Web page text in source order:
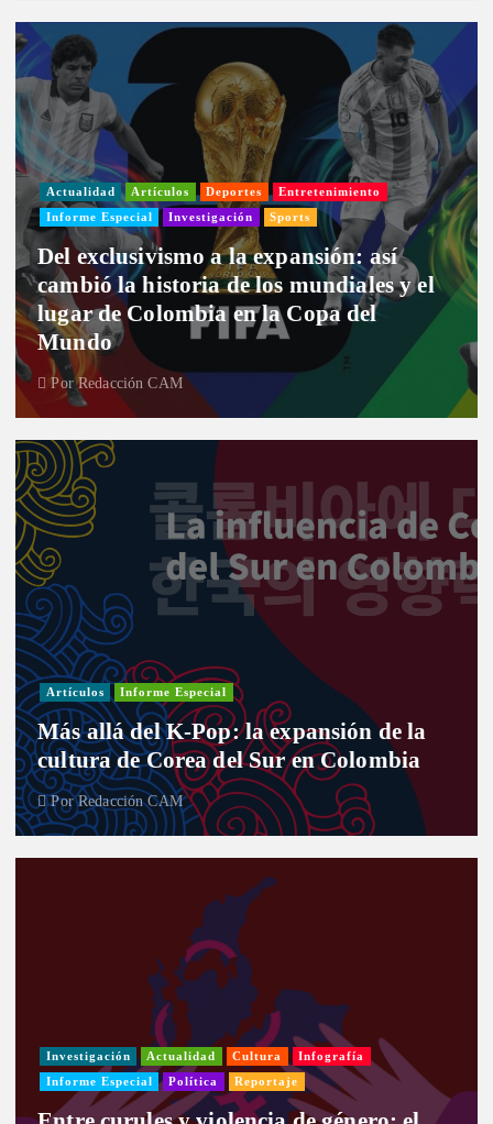
Actualidad Artículos Deportes Entretenimiento
Informe Especial Investigación Sports
Del exclusivismo a la expansión: así
cambió la historia de los mundiales y el
lugar de Colombia en la Copa del
Mundo
PorRedacción CAM
Artículos Informe Especial
Más allá del K-Pop: la expansión de la
cultura de Corea del Sur en Colombia
PorRedacción CAM
Investigación Actualidad Cultura Infografía
Informe Especial Política Reportaje